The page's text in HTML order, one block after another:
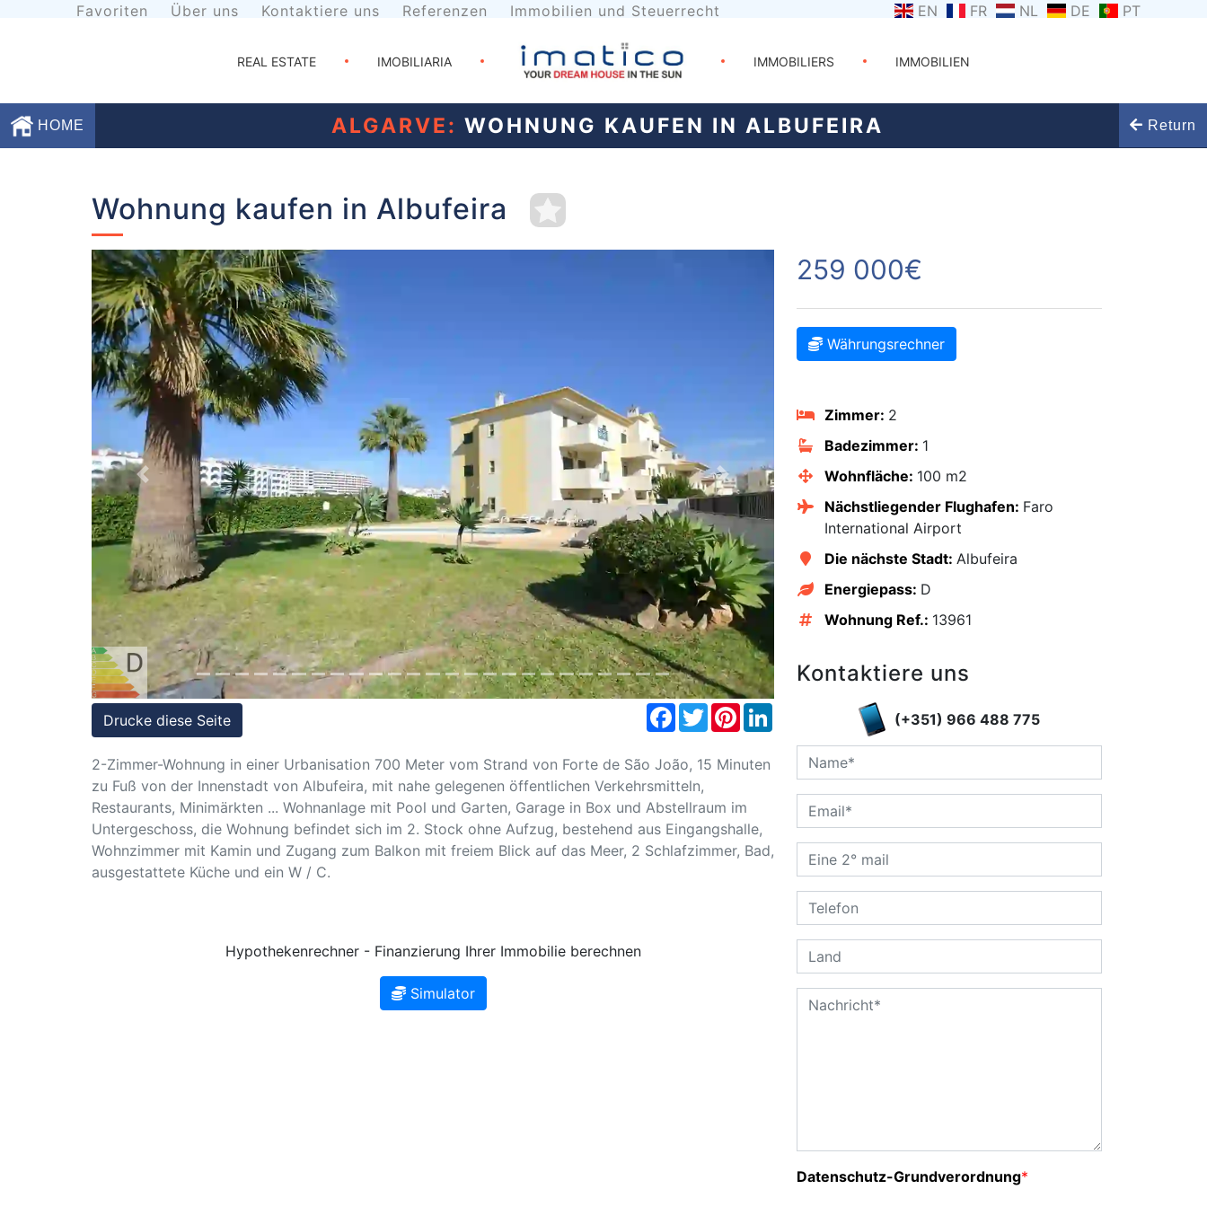
Favoriten Über uns Kontaktiere uns Referenzen Immobilien und Steuerrecht EN FR NL DE PT
REAL ESTATE IMOBILIARIA IMMOBILIERS IMMOBILIEN
HOME ALGARVE: WOHNUNG KAUFEN IN ALBUFEIRA Return
Kontaktiere
Geschäftsbedingungen
Immobilien
Steuerrecht
Wohnung kaufen in Albufeira
Previous Next
Drucke diese Seite
Facebook
TwitterPinterest
2-Zimmer-Wohnung in einer Urbanisation 700 Meter vom Strand von Forte de São João, 15 Minuten
zu Fuß von der Innenstadt von Albufeira, mit nahe gelegenen öffentlichen Verkehrsmitteln,
Restaurants, Minimärkten ... Wohnanlage mit Pool und Garten, Garage in Box und Abstellraum im
Untergeschoss, die Wohnung befindet sich im 2. Stock ohne Aufzug, bestehend aus Eingangshalle,
Wohnzimmer mit Kamin und Zugang zum Balkon mit freiem Blick auf das Meer, 2 Schlafzimmer, Bad,
ausgestattete Küche und ein W / C.
Hypothekenrechner - Finanzierung Ihrer Immobilie berechnen
Simulator
259 000€
Währungsrechner
Zimmer: 2
Badezimmer: 1
Wohnfläche: 100 m2
Nächstliegender Flughafen: Faro
International Airport
Die nächste Stadt: Albufeira
Energiepass: D
Wohnung Ref.: 13961
Kontaktiere uns
(+351) 966 488 775
Datenschutz-Grundverordnung*